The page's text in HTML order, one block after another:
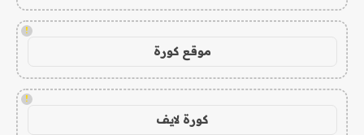
!
موقع كورة
!
كورة لايف